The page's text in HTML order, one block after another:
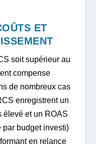
ET
soit supérieur au
compense
de nombreux cas
enregistrent un
élevé et un ROAS
par budget investi)
en relance